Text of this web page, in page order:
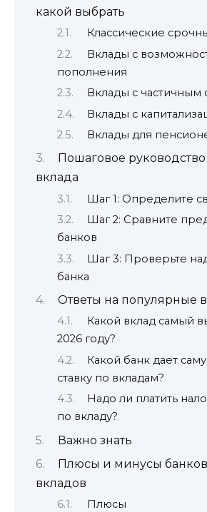
какой выбрать
Классические
Вклады с
пополнения
Вклады с частичным
Вклады с
Вклады для
Пошаговое
вклада
Шаг 1: Определите
Шаг 2: Сравните
банков
Шаг 3: Проверьте
банка
Ответы на популярные
Какой вклад самый
2026 году?
Какой банк дает
ставку по вкладам?
Надо ли платить
по вкладу?
Важно знать
Плюсы и минусы
вкладов
Плюсы